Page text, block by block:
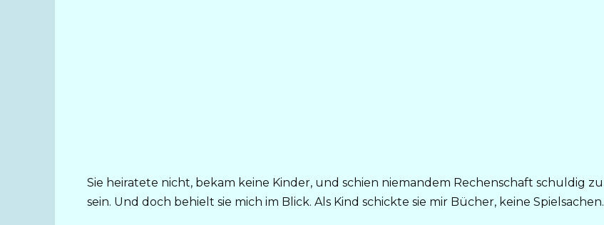
Sie heiratete nicht, bekam keine Kinder, und schien niemandem Rechenschaft schuldig zu
sein. Und doch behielt sie mich im Blick. Als Kind schickte sie mir Bücher, keine Spielsachen.